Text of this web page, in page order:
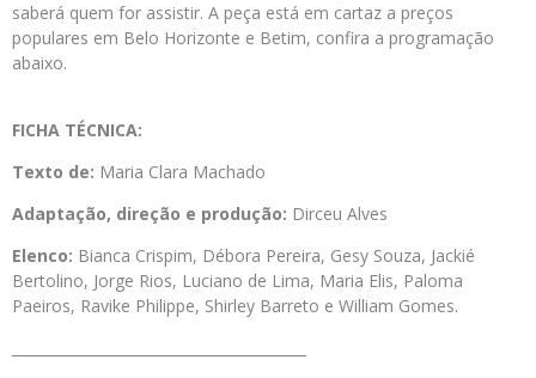
saberá quem for assistir. A peça está em cartaz a preços
populares em Belo Horizonte e Betim, confira a programação
abaixo.
FICHA TÉCNICA:
Texto de: Maria Clara Machado
Adaptação, direção e produção: Dirceu Alves
Elenco: Bianca Crispim, Débora Pereira, Gesy Souza, Jackié
Bertolino, Jorge Rios, Luciano de Lima, Maria Elis, Paloma
Paeiros, Ravike Philippe, Shirley Barreto e William Gomes.